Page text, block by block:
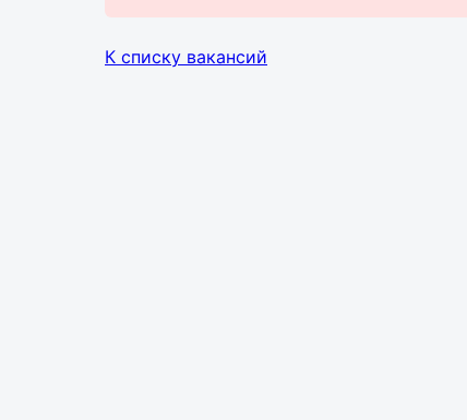
К списку вакансий